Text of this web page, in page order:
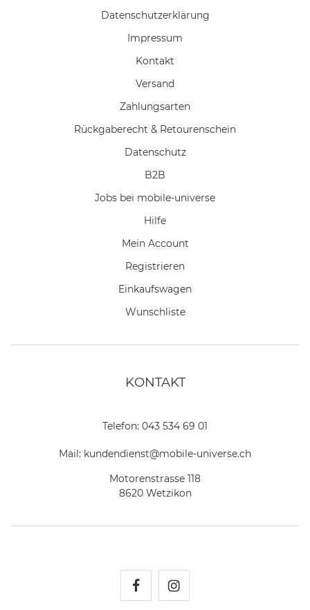
Daten­schutz­erklärung
Impressum
Kontakt
Versand
Zahlungsarten
Rückgaberecht & Retourenschein
Datenschutz
B2B
Jobs bei mobile-universe
Hilfe
Mein Account
Registrieren
Einkaufswagen
Wunschliste
KONTAKT
Telefon: 043 534 69 01
Mail: kundendienst@mobile-universe.ch
Motorenstrasse 118
8620 Wetzikon